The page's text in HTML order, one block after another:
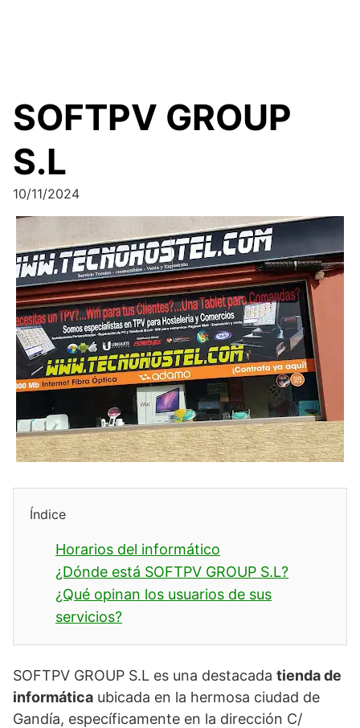
SOFTPV GROUP
S.L
10/11/2024
Índice
Horarios del informático
¿Dónde está SOFTPV GROUP S.L?
¿Qué opinan los usuarios de sus
servicios?
SOFTPV GROUP S.L es una destacada tienda de
informática ubicada en la hermosa ciudad de
Gandía, específicamente en la dirección C/